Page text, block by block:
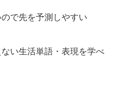
で先を予測しやすい
い生活単語・表現を学べ